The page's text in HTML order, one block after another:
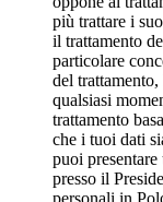
più trattare i
il trattamento
particolare
del
qualsiasi
trattamento
che i tuoi dati
puoi
presso il
personali in